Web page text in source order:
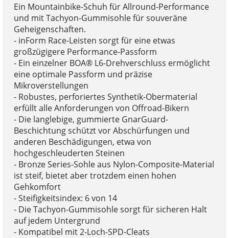
Ein Mountainbike-Schuh für Allround-Performance
und mit Tachyon-Gummisohle für souveräne
Geheigenschaften.
- inForm Race-Leisten sorgt für eine etwas
großzügigere Performance-Passform
- Ein einzelner BOA® L6-Drehverschluss ermöglicht
eine optimale Passform und präzise
Mikroverstellungen
- Robustes, perforiertes Synthetik-Obermaterial
erfüllt alle Anforderungen von Offroad-Bikern
- Die langlebige, gummierte GnarGuard-
Beschichtung schützt vor Abschürfungen und
anderen Beschädigungen, etwa von
hochgeschleuderten Steinen
- Bronze Series-Sohle aus Nylon-Composite-Material
ist steif, bietet aber trotzdem einen hohen
Gehkomfort
- Steifigkeitsindex: 6 von 14
- Die Tachyon-Gummisohle sorgt für sicheren Halt
auf jedem Untergrund
- Kompatibel mit 2-Loch-SPD-Cleats